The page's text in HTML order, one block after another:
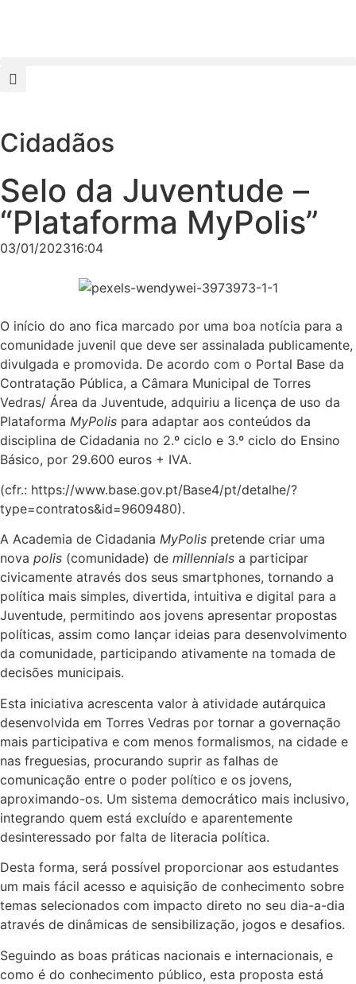
Cidadãos
Selo da Juventude –
“Plataforma MyPolis”
03/01/202316:04
O início do ano fica marcado por uma boa notícia para a
comunidade juvenil que deve ser assinalada publicamente,
divulgada e promovida. De acordo com o Portal Base da
Contratação Pública, a Câmara Municipal de Torres
Vedras/ Área da Juventude, adquiriu a licença de uso da
Plataforma MyPolis para adaptar aos conteúdos da
disciplina de Cidadania no 2.º ciclo e 3.º ciclo do Ensino
Básico, por 29.600 euros + IVA.
(cfr.: https://www.base.gov.pt/Base4/pt/detalhe/?
type=contratos&id=9609480).
A Academia de Cidadania MyPolis pretende criar uma
nova polis (comunidade) de millennials a participar
civicamente através dos seus smartphones, tornando a
política mais simples, divertida, intuitiva e digital para a
Juventude, permitindo aos jovens apresentar propostas
políticas, assim como lançar ideias para desenvolvimento
da comunidade, participando ativamente na tomada de
decisões municipais.
Esta iniciativa acrescenta valor à atividade autárquica
desenvolvida em Torres Vedras por tornar a governação
mais participativa e com menos formalismos, na cidade e
nas freguesias, procurando suprir as falhas de
comunicação entre o poder político e os jovens,
aproximando-os. Um sistema democrático mais inclusivo,
integrando quem está excluído e aparentemente
desinteressado por falta de literacia política.
Desta forma, será possível proporcionar aos estudantes
um mais fácil acesso e aquisição de conhecimento sobre
temas selecionados com impacto direto no seu dia-a-dia
através de dinâmicas de sensibilização, jogos e desafios.
Seguindo as boas práticas nacionais e internacionais, e
como é do conhecimento público, esta proposta está